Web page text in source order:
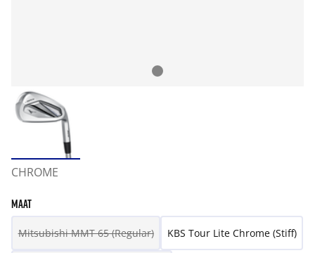
CHROME
MAAT
Mitsubishi MMT 65 (Regular) KBS Tour Lite Chrome (Stiff)